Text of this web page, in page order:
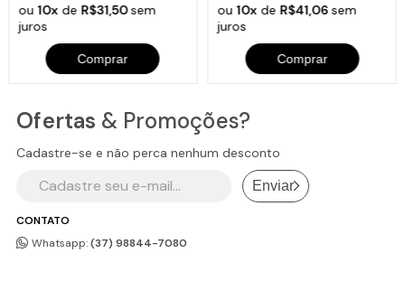
ou10x de R$31,50sem
juros
Comprar
ou10x de R$41,06sem
juros
Comprar
CONTATO
Whatsapp:(37) 98844-7080
Ofertas & Promoções?
Cadastre-se e não perca nenhum desconto
Enviar